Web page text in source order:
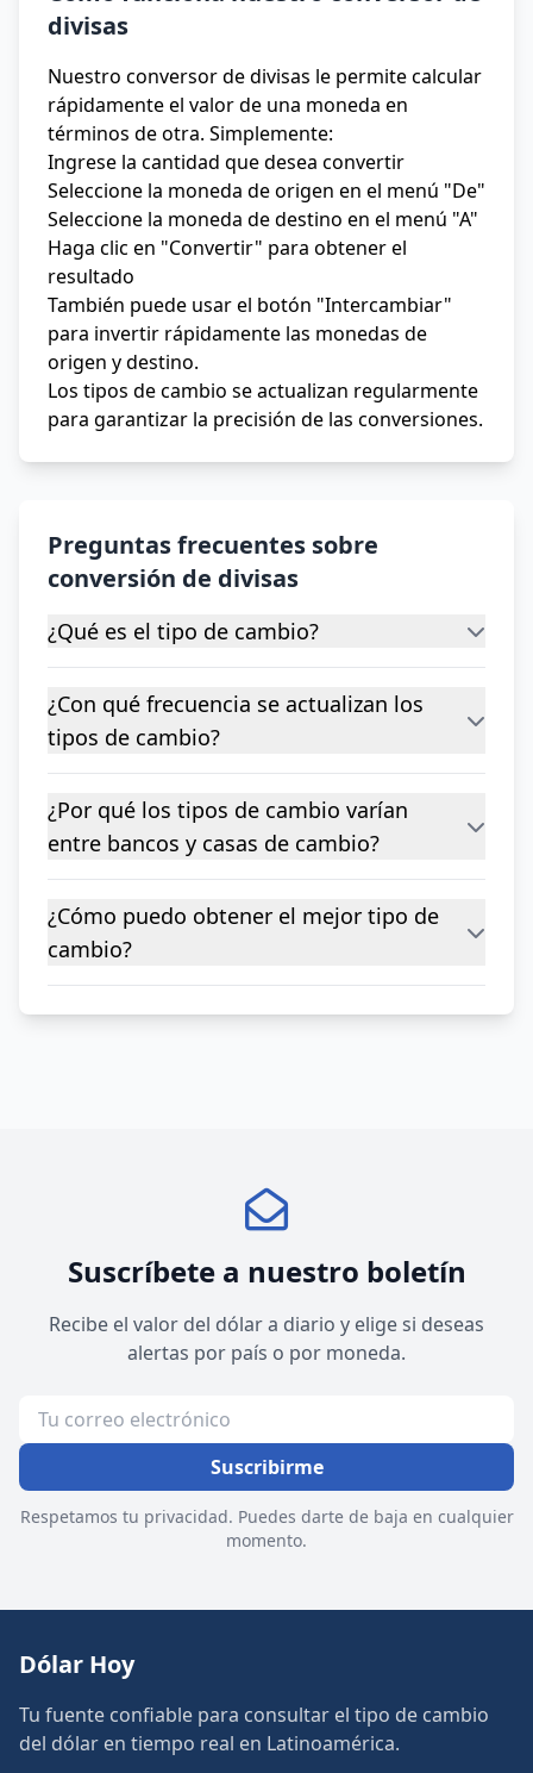
divisas
Nuestro conversor de divisas le permite calcular
rápidamente el valor de una moneda en
términos de otra. Simplemente:
Ingrese la cantidad que desea convertir
Seleccione la moneda de origen en el menú "De"
Seleccione la moneda de destino en el menú "A"
Haga clic en "Convertir" para obtener el
resultado
También puede usar el botón "Intercambiar"
para invertir rápidamente las monedas de
origen y destino.
Los tipos de cambio se actualizan regularmente
para garantizar la precisión de las conversiones.
Preguntas frecuentes sobre
conversión de divisas
¿Qué es el tipo de cambio?
¿Con qué frecuencia se actualizan los
tipos de cambio?
¿Por qué los tipos de cambio varían
entre bancos y casas de cambio?
¿Cómo puedo obtener el mejor tipo de
cambio?
Suscríbete a nuestro boletín
Recibe el valor del dólar a diario y elige si deseas
alertas por país o por moneda.
Suscribirme
Respetamos tu privacidad. Puedes darte de baja en cualquier
momento.
Dólar Hoy
Tu fuente confiable para consultar el tipo de cambio
del dólar en tiempo real en Latinoamérica.